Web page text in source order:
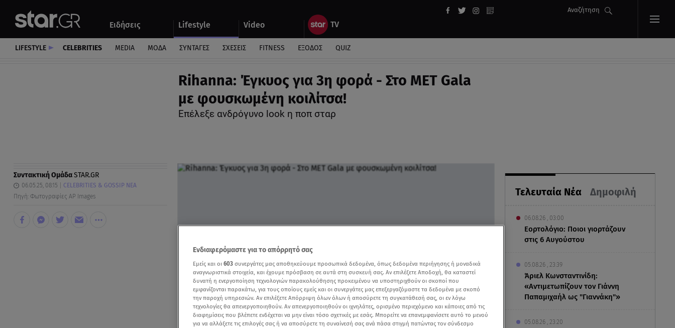
Ειδήσεις Lifestyle Video
Αναζήτηση
Αυτοκίνητο
LIFESTYLE CELEBRITIES MEDIA ΜΟΔΑ ΣΥΝΤΑΓΕΣ ΣΧΕΣΕΙΣ FITNESS ΕΞΟΔΟΣ QUIZ
Rihanna: Έγκυος για 3η φορά - Στο MET Gala
με φουσκωμένη κοιλίτσα!
Επέλεξε ανδρόγυνο look η ποπ σταρ
Τελευταία Νέα Δημοφιλή
06.08.26 , 03:00
Εορτολόγιο: Ποιοι γιορτάζουν
στις 6 Αυγούστου
05.08.26 , 23:39
Άριελ Κωνσταντινίδη:
«Αντιμετωπίζουν τον Γιάννη
Παπαμιχαήλ ως "Γιαννάκη"»
05.08.26 , 23:20
Συντακτική ΟμάδαSTAR.GR
06.05.25, 08:15
CELEBRITIES & GOSSIP ΝΕΑ
Πηγή: Φωτογραφίες AP Images
Ενδιαφερόμαστε για το απόρρητό σας
Εμείς και οι 603 συνεργάτες μας αποθηκεύουμε προσωπικά δεδομένα, όπως δεδομένα περιήγησης ή μοναδικά
αναγνωριστικά στοιχεία, και έχουμε πρόσβαση σε αυτά στη συσκευή σας. Αν επιλέξετε Αποδοχή, θα καταστεί
δυνατή η ενεργοποίηση τεχνολογιών παρακολούθησης προκειμένου να υποστηριχθούν οι σκοποί που
εμφανίζονται παρακάτω, για τους οποίους εμείς και οι συνεργάτες μας επεξεργαζόμαστε τα δεδομένα με σκοπό
την παροχή υπηρεσιών. Αν επιλέξετε Απόρριψη όλων όλων ή αποσύρετε τη συγκατάθεσή σας, οι εν λόγω
τεχνολογίες θα απενεργοποιηθούν. Αν απενεργοποιηθούν οι ιχνηλάτες, ορισμένο περιεχόμενο και κάποιες από τις
διαφημίσεις που βλέπετε ενδέχεται να μην είναι τόσο σχετικές με εσάς. Μπορείτε να επανεμφανίσετε αυτό το μενού
για να αλλάξετε τις επιλογές σας ή να αποσύρετε τη συναίνεσή σας ανά πάσα στιγμή πατώντας τον σύνδεσμο